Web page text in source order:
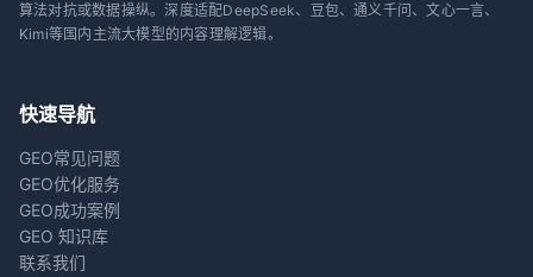
算法对抗或数据操纵。深度适配DeepSeek、豆包、通义千问、文心一言、
Kimi等国内主流大模型的内容理解逻辑。
快速导航
GEO常见问题
GEO优化服务
GEO成功案例
GEO 知识库
联系我们